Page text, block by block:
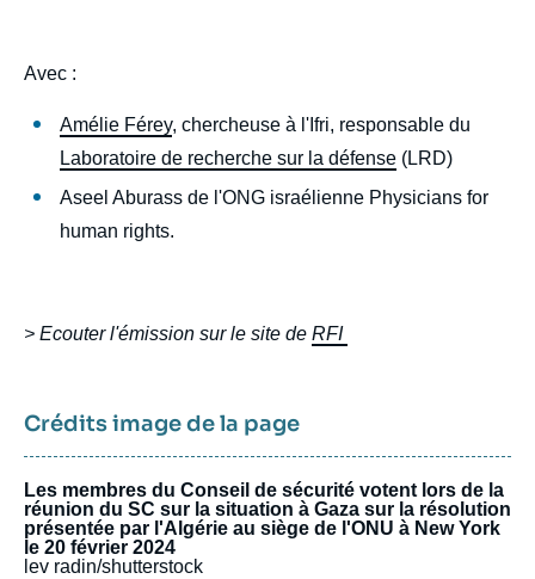
body
Avec :
Amélie Férey, chercheuse à l'Ifri, responsable du
Laboratoire de recherche sur la défense (LRD)
Aseel Aburass de l'ONG israélienne Physicians for
human rights.
> Ecouter l'émission sur le site de RFI
Crédits image de la page
Les membres du Conseil de sécurité votent lors de la
réunion du SC sur la situation à Gaza sur la résolution
présentée par l'Algérie au siège de l'ONU à New York
le 20 février 2024
lev radin/shutterstock